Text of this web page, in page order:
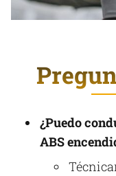
¿Puedo
ABS